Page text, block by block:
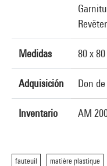
Medidas 80 x
Adquisición Don
Inventario AM
fauteuil matière plastique